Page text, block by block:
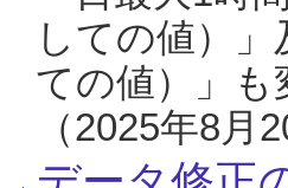
しての値）
ての値）」
（2025年8月